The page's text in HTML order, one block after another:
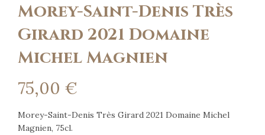
Morey-Saint-Denis Très
Girard 2021 Domaine
Michel Magnien
75,00 €
Morey-Saint-Denis Très Girard 2021 Domaine Michel
Magnien, 75cl.